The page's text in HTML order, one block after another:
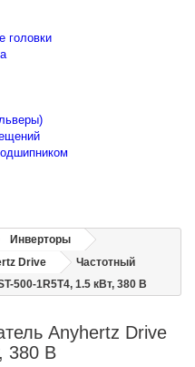
головки
Инверторы
Drive
Частотный
500-1R5T4, 1.5 кВт, 380 В
Anyhertz Drive
380 В